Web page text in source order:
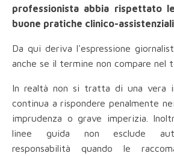
professionista abbia rispettato
buone pratiche clinico-assistenziali
Da qui deriva l'espressione
anche se il termine non compare nel
In realtà non si tratta di una vera
continua a rispondere penalmente
imprudenza o grave imperizia.
linee guida non esclude
responsabilità quando le